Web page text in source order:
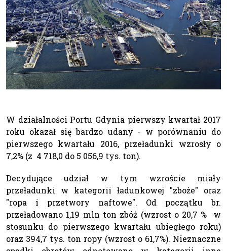
W działalności Portu Gdynia pierwszy kwartał 2017
roku okazał się bardzo udany - w porównaniu do
pierwszego kwartału 2016, przeładunki wzrosły o
7,2% (z 4 718,0 do 5 056,9 tys. ton).
Decydujące udział w tym wzroście miały
przeładunki w kategorii ładunkowej "zboże" oraz
"ropa i przetwory naftowe". Od początku br.
przeładowano 1,19 mln ton zbóż (wzrost o 20,7 % w
stosunku do pierwszego kwartału ubiegłego roku)
oraz 394,7 tys. ton ropy (wzrost o 61,7%). Nieznaczne